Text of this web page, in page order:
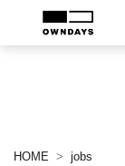
HOME
jobs